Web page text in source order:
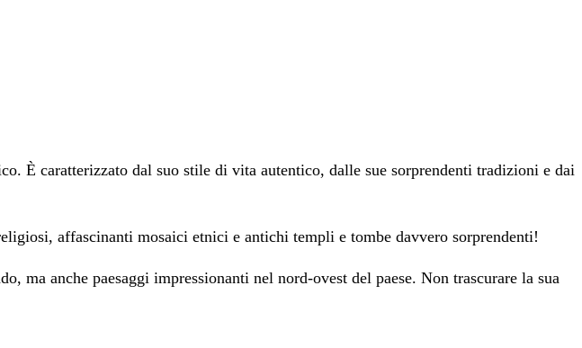
È caratterizzato dal suo stile di vita autentico, dalle sue sorprendenti tradizioni e dai
affascinanti mosaici etnici e antichi templi e tombe davvero sorprendenti!
anche paesaggi impressionanti nel nord-ovest del paese. Non trascurare la sua